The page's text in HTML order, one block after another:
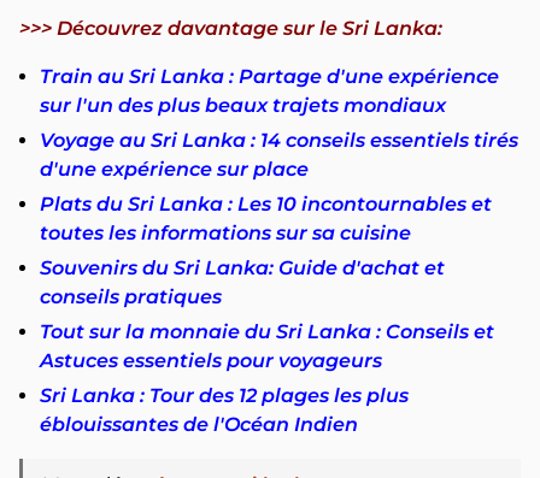
>>> Découvrez davantage sur le Sri Lanka:
Train au Sri Lanka : Partage d'une expérience
sur l'un des plus beaux trajets mondiaux
Voyage au Sri Lanka : 14 conseils essentiels tirés
d'une expérience sur place
Plats du Sri Lanka : Les 10 incontournables et
toutes les informations sur sa cuisine
Souvenirs du Sri Lanka: Guide d'achat et
conseils pratiques
Tout sur la monnaie du Sri Lanka : Conseils et
Astuces essentiels pour voyageurs
Sri Lanka : Tour des 12 plages les plus
éblouissantes de l'Océan Indien